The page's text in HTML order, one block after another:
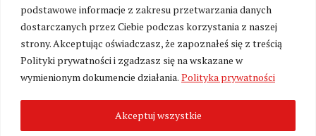
podstawowe informacje z zakresu przetwarzania danych
dostarczanych przez Ciebie podczas korzystania z naszej
strony. Akceptując oświadczasz, że zapoznałeś się z treścią
Polityki prywatności i zgadzasz się na wskazane w
wymienionym dokumencie działania. Polityka prywatności
Akceptuj wszystkie
Zmień ustawienia cookies
2026. Wszelkie Prawa Zastrzeżone.